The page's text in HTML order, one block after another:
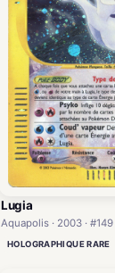
Lugia
Aquapolis · 2003 · #149
HOLOGRAPHIQUE RARE